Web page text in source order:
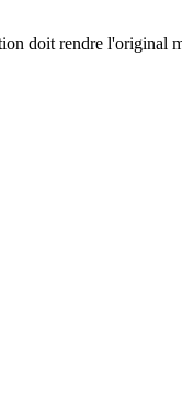
doit rendre l'original